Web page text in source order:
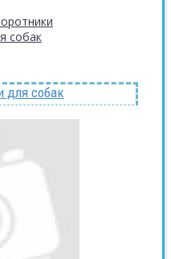
собак
собак